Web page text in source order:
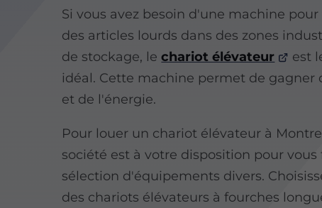
Si vous avez besoin d'une machine
des articles lourds dans des zones
de stockage, lechariot élévateur
est
idéal. Cette machine permet de gagner
et de l'énergie.
Pour louer un chariot élévateur à
société est à votre disposition pour
sélection d'équipements divers.
des chariots élévateurs à fourches